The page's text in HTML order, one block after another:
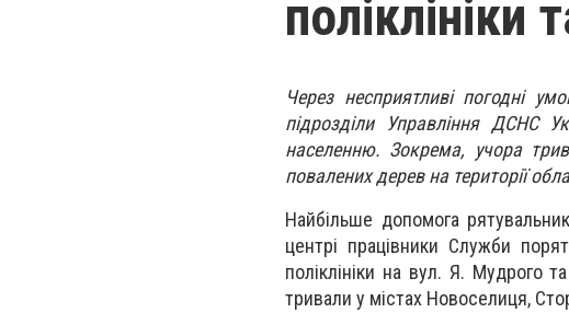
Через несприятливі погодні
підрозділи Управління ДСНС
населенню. Зокрема, учора
повалених дерев на території
Найбільше допомога
центрі працівники Служби
поліклініки на вул. Я. Мудрого
тривали у містах Новоселиця,